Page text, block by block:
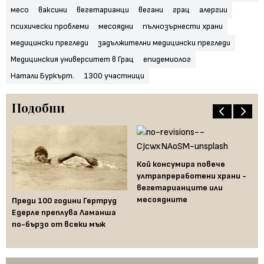
месо ваксини вегетарианци вегани грац
алергии
психически проблеми
месоядни
пълнозърнести храни
медицински прегледи
задължителни медицински прегледи
Медицинския университет в Грац
епидемиолог
Натали Буркърт.
1300 участници
Подобни
Преди 100 години Гертруд
Едерле преплува Ламанша
по-бързо от всеки мъж
Кой консумира повече
ултрапреработени храни -
вегетарианците или
месоядните